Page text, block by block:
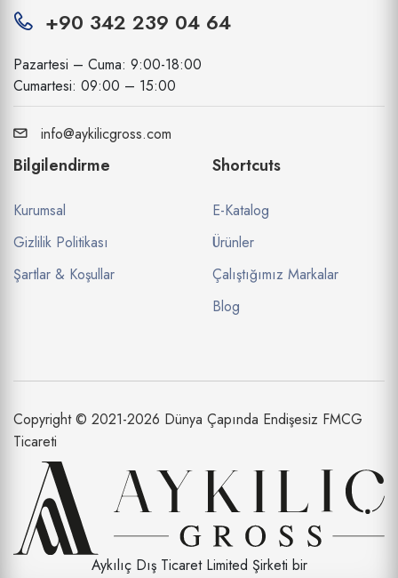
+90 342 239 04 64
Pazartesi – Cuma: 9:00-18:00
Cumartesi: 09:00 – 15:00
info@aykilicgross.com
Bilgilendirme
Kurumsal
Gizlilik Politikası
Şartlar & Koşullar
Shortcuts
E-Katalog
Ürünler
Çalıştığımız Markalar
Blog
Copyright © 2021-2026 Dünya Çapında Endişesiz FMCG
Ticareti
Aykılıç Dış Ticaret Limited Şirketi bir